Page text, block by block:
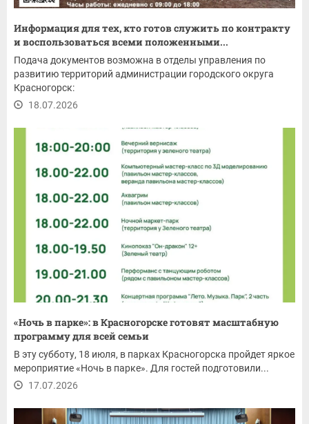
Информация для тех, кто готов служить по контракту
и воспользоваться всеми положенными...
Подача документов возможна в отделы управления по
развитию территорий администрации городского округа
Красногорск:
18.07.2026
«Ночь в парке»: в Красногорске готовят масштабную
программу для всей семьи
В эту субботу, 18 июля, в парках Красногорска пройдет яркое
мероприятие «Ночь в парке». Для гостей подготовили...
17.07.2026